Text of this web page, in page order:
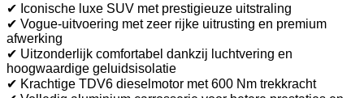
✔ Iconische luxe SUV met prestigieuze uitstraling
✔ Vogue-uitvoering met zeer rijke uitrusting en premium
afwerking
✔ Uitzonderlijk comfortabel dankzij luchtvering en
hoogwaardige geluidsisolatie
✔ Krachtige TDV6 dieselmotor met 600 Nm trekkracht